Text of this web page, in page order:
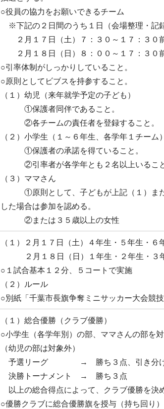
○役員の協力をお願いできるチーム
※下記の２日間のうち１日（会場整理・記
２月１７日（土）７：３０～１７：３０
２月１８日（日）８：００～１７：３０
○引率体制がしっかりしていること。
○原則としてビブスを持参すること。
（１）幼児（来年就学予定の子ども）
①保護者同伴であること。
②各チームの責任者を登録すること。
（２）小学生（１～６年生、各学年１チーム）
①保護者の承諾を得ていること。
②引率者が各学年とも２名以上いること
（３）ママさん
①原則として、子どもが上記（１）また
した場合は参加を認める。
②または３５歳以上の女性
（１）２月１７日（土）４年生・５年生・６
２月１８日（日）１年生・２年生
○１試合基本１２分、５コートで実施
（２）ルール
○別紙「千葉市長旗争奪ミニサッカー大会競
（１）総合優勝（クラブ優勝）
○小学生（各学年別）の部、ママさんの部を
（幼児の部は対象外）
予選リーグ → 勝ち３点、引き分け
決勝トーナメント → 勝ち３点
以上の総合得点によって、クラブ優勝を決
○優勝クラブに総合優勝旗を授与（持ち回り）